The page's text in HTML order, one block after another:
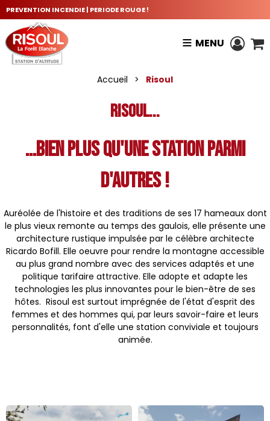
PREVENTION INCENDIE | PERIODE ROUGE !
MENU
Accueil > Risoul
Risoul...
...bien plus qu'une station parmi
d'autres !
Auréolée de l'histoire et des traditions de ses 17 hameaux dont
le plus vieux remonte au temps des gaulois, elle présente une
architecture rustique impulsée par le célèbre architecte
Ricardo Bofill. Elle oeuvre pour rendre la montagne accessible
au plus grand nombre avec des services adaptés et une
politique tarifaire attractive. Elle adopte et adapte les
technologies les plus innovantes pour le bien-être de ses
hôtes. Risoul est surtout imprégnée de l'état d'esprit des
femmes et des hommes qui, par leurs savoir-faire et leurs
personnalités, font d'elle une station conviviale et toujours
animée.